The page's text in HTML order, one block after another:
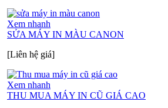
Xem nhanh
SỬA MÁY IN MÀU CANON
[Liên hệ giá]
Xem nhanh
THU MUA MÁY IN CŨ GIÁ CAO